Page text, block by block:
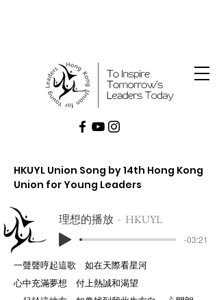
HKUYL Union Song by 14th Hong Kong
Union for Young Leaders
理想的播放 HKUYL
-03:21
一聲聲哼起這歌 如在天際看星河
心中充滿夢想 付上熱誠和渴望